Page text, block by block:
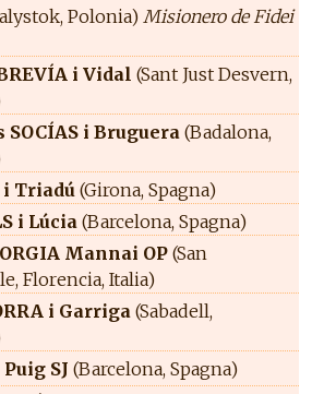
Polonia) Misionero de Fidei
i Vidal (Sant Just Desvern,
SOCÍAS i Bruguera (Badalona,
i Triadú (Girona, Spagna)
i Lúcia (Barcelona, Spagna)
Mannai OP (San
Florencia, Italia)
i Garriga (Sabadell,
SJ (Barcelona, Spagna)